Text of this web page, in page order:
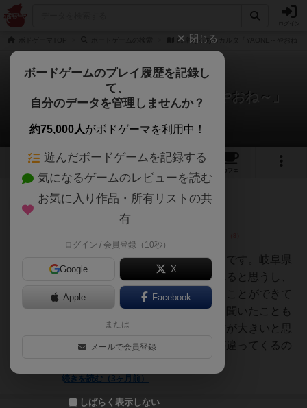
岐阜あるあるカルタ「YAONE～やおね～
岐阜あるあるカルタ「YAONE～やおね～」
9件のレビュー
4 3 9
カフェ
77名
岐阜あるあるを詰め込んだカルタです。岐阜県
民の人はあるある〜で盛り上がれると思うし、
県外の人も岐阜県民の生態を知ることができて
おもしろいです。カボヘルなんて聞いたことも
なかったので県外の人は驚きの方が大きいと思
います！！県によってあるあるが違ってくるの
続きを読む（3ヶ月前）
皇帝
閉じる
ボードゲームのプレイ履歴を記録し
て、
自分のデータを管理しませんか？
約75,000人がボドゲーマを利用中！
遊んだボードゲームを記録する
気になるゲームのレビューを読む
お気に入り作品・所有リストの共
有
ログイン / 会員登録（10秒）
Google X
Apple Facebook
または
メールで会員登録
しばらく表示しない